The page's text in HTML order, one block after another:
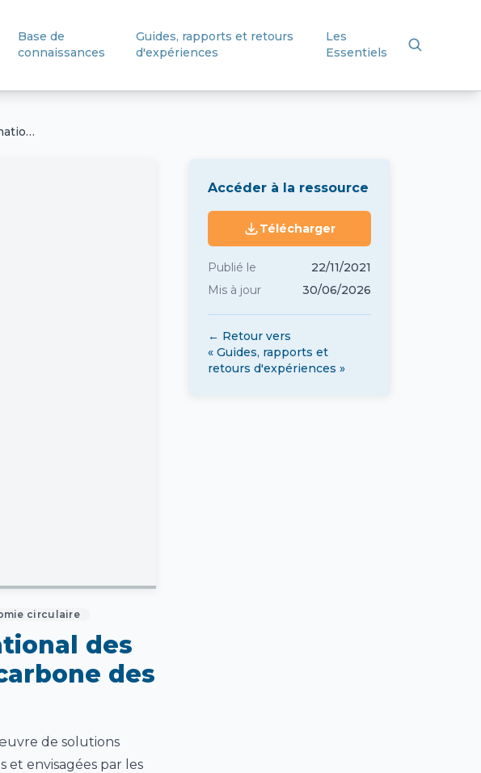
Base de
connaissances
Guides, rapports et retours
d'expériences
Les
Essentiels
Rapport fondateur de l’Observatoire national des solutions et des bonnes pratiques bas-carbone des Industries pour la Construction
circulaire
des
des
de solutions
et envisagées par les
Accéder à la ressource
Télécharger
Publié le
22/11/2021
Mis à jour
30/06/2026
← Retour vers
« Guides, rapports et
retours d'expériences »